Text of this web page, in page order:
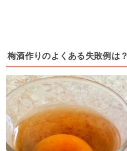
梅酒作りのよくある失敗例は？